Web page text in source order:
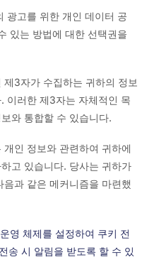
광고를 위한 개인 데이터 공
있는 방법에 대한 선택권을
3자가 수집하는 귀하의 정보
이러한 제3자는 자체적인 목
와 통합할 수 있습니다.
인 정보와 관련하여 귀하에
고 있습니다. 당사는 귀하가
과 같은 메커니즘을 마련했
영 체제를 설정하여 쿠키 전
송 시 알림을 받도록 할 수 있